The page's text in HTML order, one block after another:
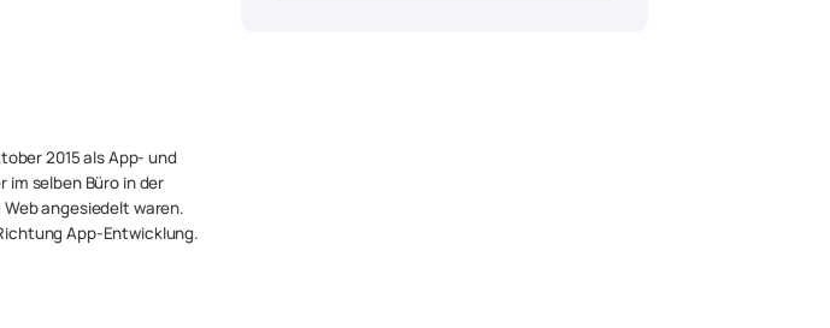
2015 als App- und
selben Büro in der
angesiedelt waren.
App-Entwicklung.